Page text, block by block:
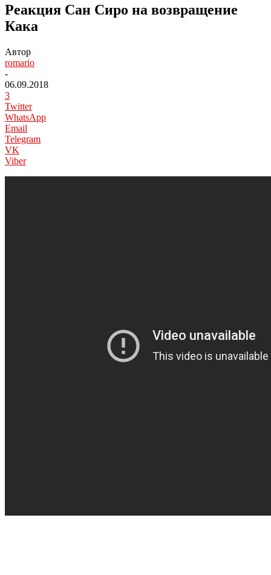
Реакция Сан Сиро на возвращение
Кака
Автор
romario
-
06.09.2018
3
Twitter
WhatsApp
Email
Telegram
VK
Viber